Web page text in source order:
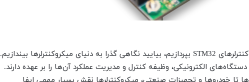
قبل از اینکه به دلایل انتخاب میکروکنترلرهای STM32 بپردازیم، بیایید نگاهی گذرا به دنیای میکروکنترلرها بیندازیم.
الکترونیکی، وظیفه کنترل و مدیریت عملکرد آن‌ها را بر عهده دارند.